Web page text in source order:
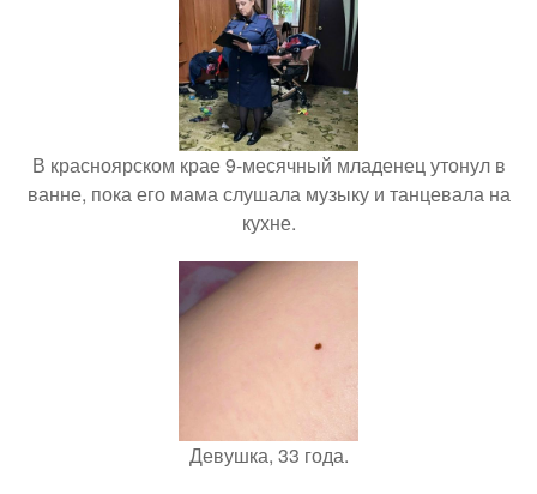
В красноярском крае 9-месячный младенец утонул в
ванне, пока его мама слушала музыку и танцевала на
кухне.
Девушка, 33 года.